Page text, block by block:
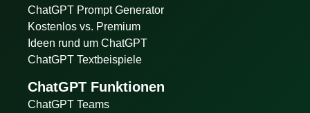
ChatGPT Prompt Generator
Kostenlos vs. Premium
Ideen rund um ChatGPT
ChatGPT Textbeispiele
ChatGPT Funktionen
ChatGPT Teams